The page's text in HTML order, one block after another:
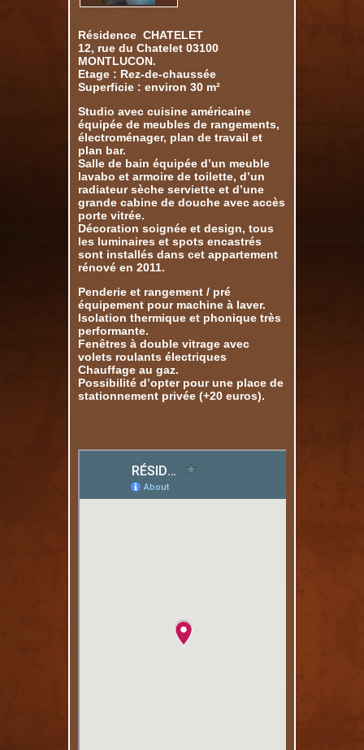
Résidence CHATELET
12, rue du Chatelet 03100
MONTLUCON.
Etage : Rez-de-chaussée
Superficie : environ 30 m²
Studio avec cuisine américaine
équipée de meubles de rangements,
électroménager, plan de travail et
plan bar.
Salle de bain équipée d’un meuble
lavabo et armoire de toilette, d’un
radiateur sèche serviette et d’une
grande cabine de douche avec accès
porte vitrée.
Décoration soignée et design, tous
les luminaires et spots encastrés
sont installés dans cet appartement
rénové en 2011.
Penderie et rangement / pré
équipement pour machine à laver.
Isolation thermique et phonique très
performante.
Fenêtres à double vitrage avec
volets roulants électriques
Chauffage au gaz.
Possibilité d’opter pour une place de
stationnement privée (+20 euros).